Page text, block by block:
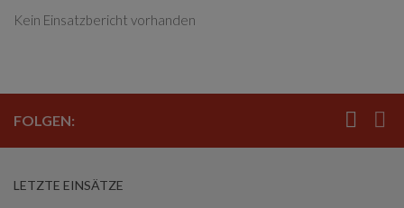
Kein Einsatzbericht vorhanden
FOLGEN:
LETZTE EINSÄTZE